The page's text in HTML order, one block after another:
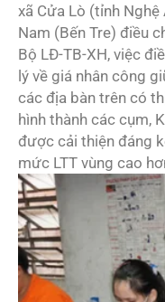
xã Cửa Lò (tỉnh Nghệ
Nam (Bến Tre) điều
Bộ LĐ-TB-XH, việc
lý về giá nhân công
các địa bàn trên có
hình thành các cụm,
được cải thiện đáng
mức LTT vùng cao